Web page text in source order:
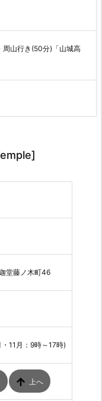
周山行き(50分)「山城高
堂藤ノ木町46
11月：9時～17時)
上へ